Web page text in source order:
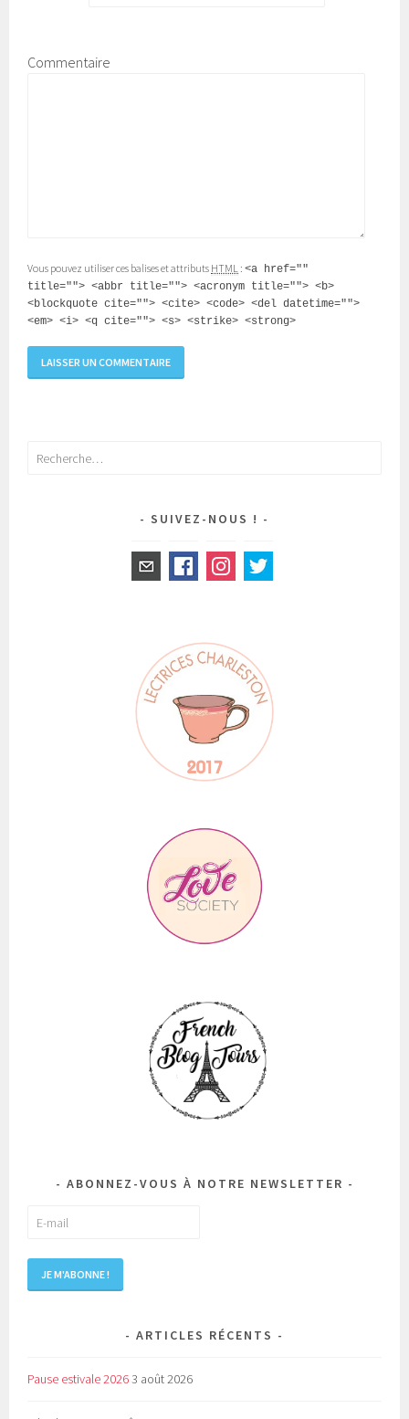
Commentaire
Vous pouvez utiliser ces balises et attributs HTML :<a href=""
title=""> <abbr title=""> <acronym title=""> <b>
<blockquote cite=""> <cite> <code> <del datetime="">
<em> <i> <q cite=""> <s> <strike> <strong>
Rechercher :
SUIVEZ-NOUS !
ABONNEZ-VOUS À NOTRE NEWSLETTER
ARTICLES RÉCENTS
Pause estivale 20263 août 2026